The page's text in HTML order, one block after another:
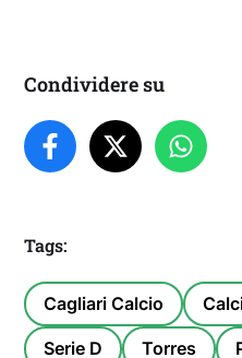
Condividere su
Tags:
Cagliari Calcio
Serie D Torres